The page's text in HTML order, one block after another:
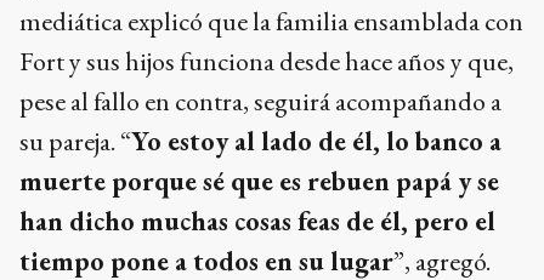
mediática explicó que la familia ensamblada con
Fort y sus hijos funciona desde hace años y que,
pese al fallo en contra, seguirá acompañando a
su pareja. “Yo estoy al lado de él, lo banco a
muerte porque sé que es rebuen papá y se
han dicho muchas cosas feas de él, pero el
tiempo pone a todos en su lugar”, agregó.